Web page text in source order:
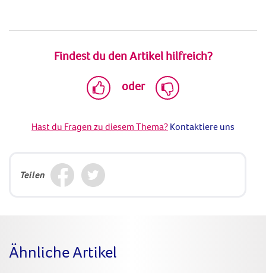
Findest du den Artikel hilfreich?
oder
Hast du Fragen zu diesem Thema? Kontaktiere uns
Teilen
Ähnliche Artikel